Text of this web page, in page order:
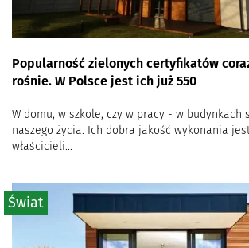
Popularność zielonych certyfikatów
rośnie. W Polsce jest ich już 550
W domu, w szkole, czy w pracy - w budynkach
naszego życia. Ich dobra jakość wykonania
właścicieli...
Świat